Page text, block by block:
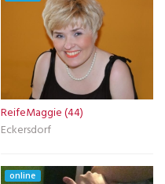
ReifeMaggie (44)
Eckersdorf
online